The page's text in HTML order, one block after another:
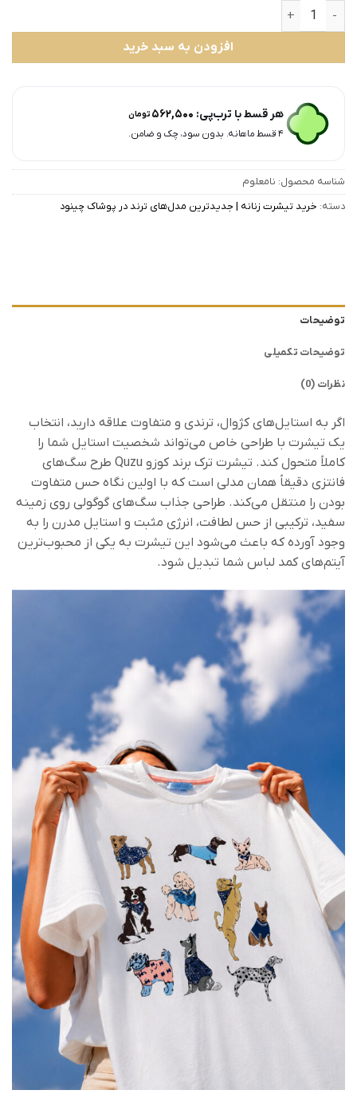
تیشرت ترک برند کوزو طرح الکا عدد
افزودن به سبد خرید
هر قسط با ترب‌پی: ۵۶۲,۵۰۰ تومان
۴ قسط ماهانه. بدون سود، چک و ضامن.
شناسه محصول: نامعلوم
دسته: خرید تیشرت زنانه | جدیدترین مدل‌های ترند در پوشاک چینود
توضیحات
توضیحات تکمیلی
نظرات (0)
اگر به استایل‌های کژوال، ترندی و متفاوت علاقه دارید، انتخاب
یک تیشرت با طراحی خاص می‌تواند شخصیت استایل شما را
کاملاً متحول کند. تیشرت ترک برند کوزو Quzu طرح سگ‌های
فانتزی دقیقاً همان مدلی است که با اولین نگاه حس متفاوت
بودن را منتقل می‌کند. طراحی جذاب سگ‌های گوگولی روی زمینه
سفید، ترکیبی از حس لطافت، انرژی مثبت و استایل مدرن را به
وجود آورده که باعث می‌شود این تیشرت به یکی از محبوب‌ترین
آیتم‌های کمد لباس شما تبدیل شود.